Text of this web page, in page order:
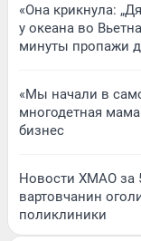
«Она крикнула:
у океана во
минуты пропажи
«Мы начали в
многодетная
бизнес
Новости ХМАО за
вартовчанин
поликлиники